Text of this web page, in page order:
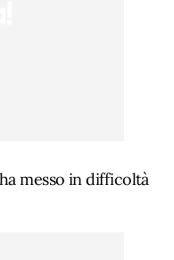
messo in difficoltà